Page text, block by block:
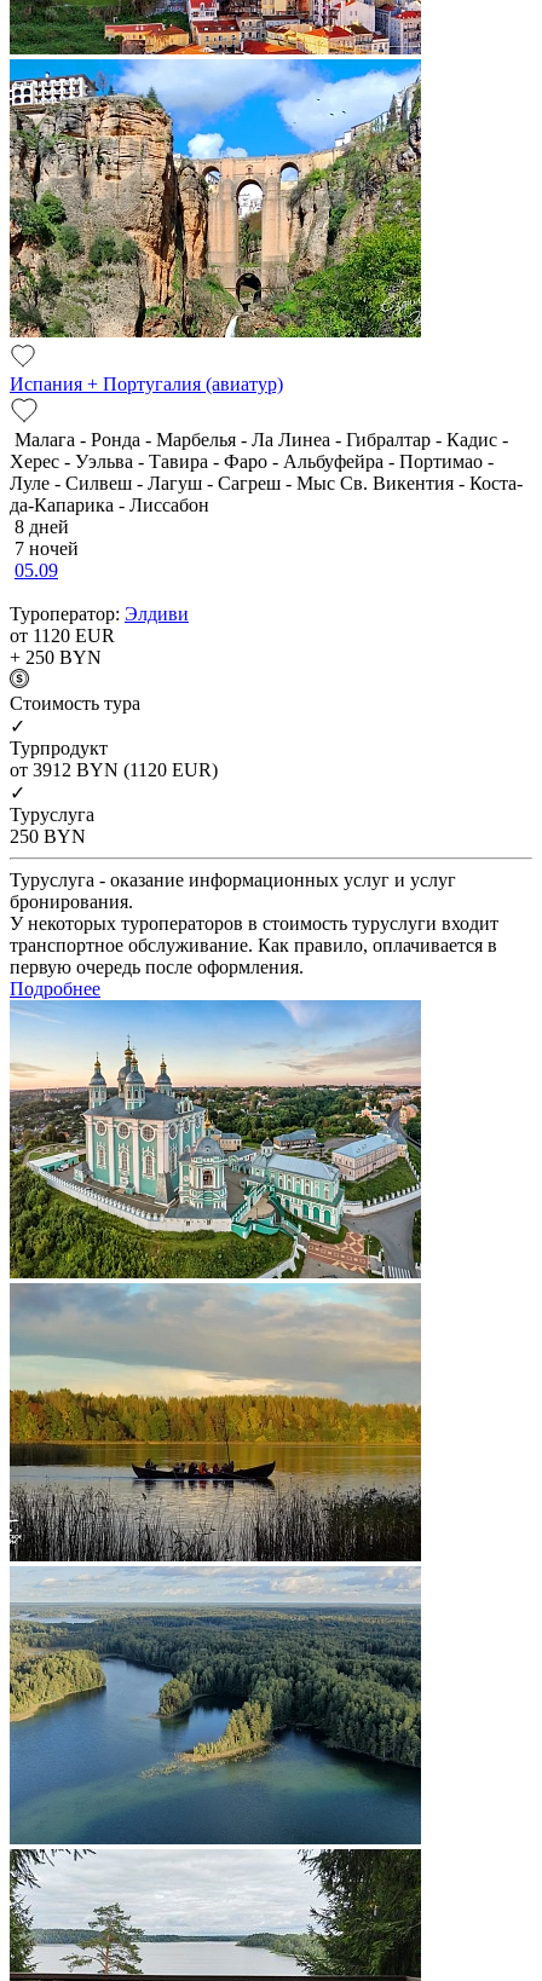
Испания + Португалия (авиатур)
Малага - Ронда - Марбелья - Ла Линеа - Гибралтар - Кадис -
Херес - Уэльва - Тавира - Фаро - Альбуфейра - Портимао -
Луле - Силвеш - Лагуш - Сагреш - Мыс Св. Викентия - Коста-
да-Капарика - Лиссабон
8 дней
7 ночей
05.09
Туроператор: Элдиви
от 1120 EUR
+ 250 BYN
Cтоимость тура
✓
Турпродукт
от 3912 BYN (1120 EUR)
✓
Туруслуга
250 BYN
Туруслуга - оказание информационных услуг и услуг
бронирования.
У некоторых туроператоров в стоимость туруслуги входит
транспортное обслуживание. Как правило, оплачивается в
первую очередь после оформления.
Подробнее